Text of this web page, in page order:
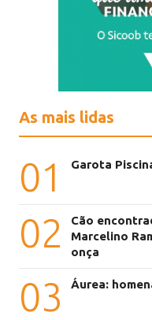
As mais lidas
01 Garota
02
Cão
Marcelino
onça
03 Áurea: